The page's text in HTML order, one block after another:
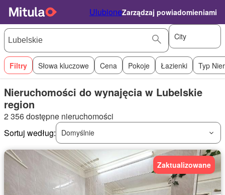
UlubioneZarządzaj powiadomieniami
City
Filtry Słowa kluczowe Cena Pokoje Łazienki Typ
Nieruchomości do wynajęcia w Lubelskie
region
2 356 dostępne nieruchomości
Sortuj według:
Domyślnie
Zaktualizowane